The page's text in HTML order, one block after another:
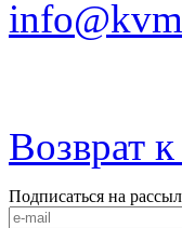
Возврат
Подписаться на